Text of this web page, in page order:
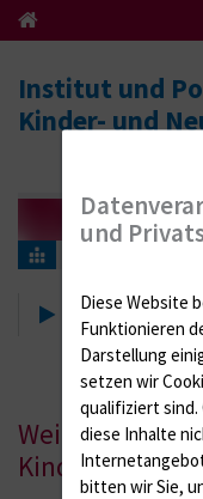
Institut und
Kinder- und
Weiterbildung
und
Diese Website
Funktionieren
Darstellung
setzen wir
qualifiziert sind.
diese Inhalte
bitten wir Sie,